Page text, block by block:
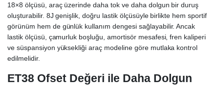
18×8 ölçüsü, araç üzerinde daha tok ve daha dolgun bir duruş
oluşturabilir. 8J genişlik, doğru lastik ölçüsüyle birlikte hem sportif
görünüm hem de günlük kullanım dengesi sağlayabilir. Ancak
lastik ölçüsü, çamurluk boşluğu, amortisör mesafesi, fren kaliperi
ve süspansiyon yüksekliği araç modeline göre mutlaka kontrol
edilmelidir.
ET38 Ofset Değeri ile Daha Dolgun